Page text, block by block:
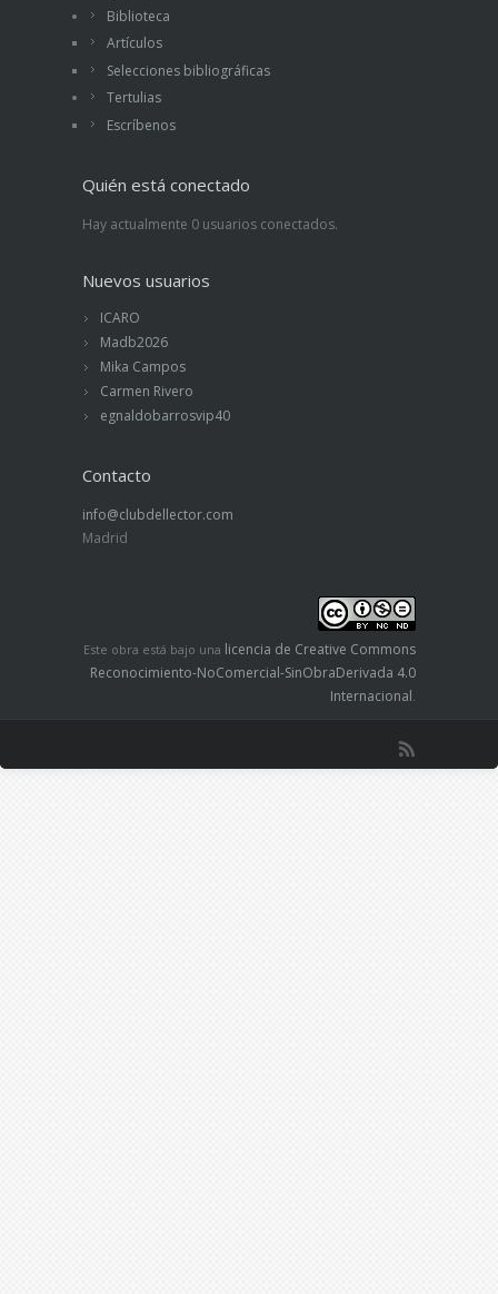
Biblioteca
Artículos
Selecciones bibliográficas
Tertulias
Escríbenos
Quién está conectado
Hay actualmente 0 usuarios conectados.
Nuevos usuarios
ICARO
Madb2026
Mika Campos
Carmen Rivero
egnaldobarrosvip40
Contacto
info@clubdellector.com
Madrid
Este obra está bajo una licencia de Creative Commons
Reconocimiento-NoComercial-SinObraDerivada 4.0
Internacional